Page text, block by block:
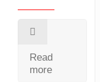
Read
more